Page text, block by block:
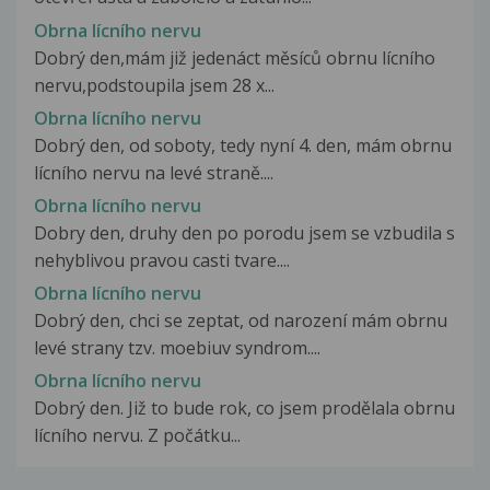
Obrna lícního nervu
Dobrý den,mám již jedenáct měsíců obrnu lícního
nervu,podstoupila jsem 28 x...
Obrna lícního nervu
Dobrý den, od soboty, tedy nyní 4. den, mám obrnu
lícního nervu na levé straně....
Obrna lícního nervu
Dobry den, druhy den po porodu jsem se vzbudila s
nehyblivou pravou casti tvare....
Obrna lícního nervu
Dobrý den, chci se zeptat, od narození mám obrnu
levé strany tzv. moebiuv syndrom....
Obrna lícního nervu
Dobrý den. Již to bude rok, co jsem prodělala obrnu
lícního nervu. Z počátku...